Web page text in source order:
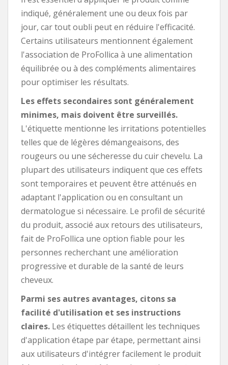
indiqué, généralement une ou deux fois par
jour, car tout oubli peut en réduire l'efficacité.
Certains utilisateurs mentionnent également
l'association de ProFollica à une alimentation
équilibrée ou à des compléments alimentaires
pour optimiser les résultats.
Les effets secondaires sont généralement
minimes, mais doivent être surveillés.
L'étiquette mentionne les irritations potentielles
telles que de légères démangeaisons, des
rougeurs ou une sécheresse du cuir chevelu. La
plupart des utilisateurs indiquent que ces effets
sont temporaires et peuvent être atténués en
adaptant l'application ou en consultant un
dermatologue si nécessaire. Le profil de sécurité
du produit, associé aux retours des utilisateurs,
fait de ProFollica une option fiable pour les
personnes recherchant une amélioration
progressive et durable de la santé de leurs
cheveux.
Parmi ses autres avantages, citons sa
facilité d'utilisation et ses instructions
claires. Les étiquettes détaillent les techniques
d'application étape par étape, permettant ainsi
aux utilisateurs d'intégrer facilement le produit